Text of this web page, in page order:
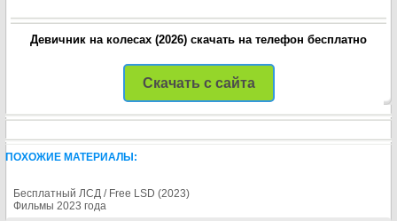
Девичник на колесах (2026) скачать на телефон бесплатно
Скачать с сайта
ПОХОЖИЕ МАТЕРИАЛЫ:
Бесплатный ЛСД / Free LSD (2023)
Фильмы 2023 года